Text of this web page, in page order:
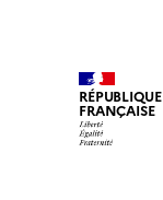
RÉPUBLIQUE
FRANÇAISE